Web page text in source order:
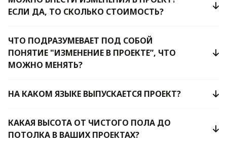
ЕСЛИ ДА, ТО СКОЛЬКО СТОИМОСТЬ?
ЧТО ПОДРАЗУМЕВАЕТ ПОД СОБОЙ
ПОНЯТИЕ "ИЗМЕНЕНИЕ В ПРОЕКТЕ”, ЧТО
МОЖНО МЕНЯТЬ?
НА КАКОМ ЯЗЫКЕ ВЫПУСКАЕТСЯ ПРОЕКТ?
КАКАЯ ВЫСОТА ОТ ЧИСТОГО ПОЛА ДО
ПОТОЛКА В ВАШИХ ПРОЕКТАХ?